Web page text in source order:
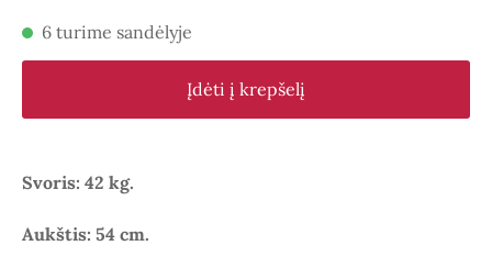
6 turime sandėlyje
Įdėti į krepšelį
Svoris: 42 kg.
Aukštis: 54 cm.